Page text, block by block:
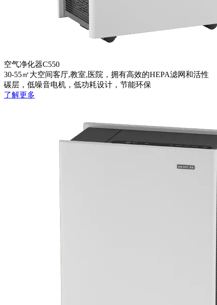
空气净化器C550
30-55㎡大空间客厅,教室,医院，拥有高效的HEPA滤网和活性
碳层，低噪音电机，低功耗设计，节能环保
了解更多